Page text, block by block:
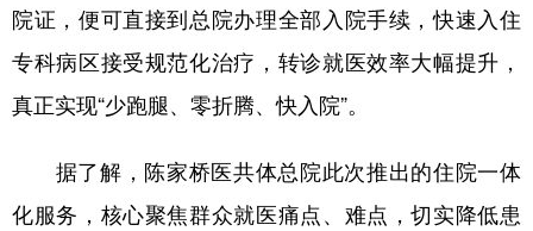
院证，便可直接到总院办理全部入院手续，快速入住
专科病区接受规范化治疗，转诊就医效率大幅提升，
真正实现“少跑腿、零折腾、快入院”。
据了解，陈家桥医共体总院此次推出的住院一体
化服务，核心聚焦群众就医痛点、难点，切实降低患